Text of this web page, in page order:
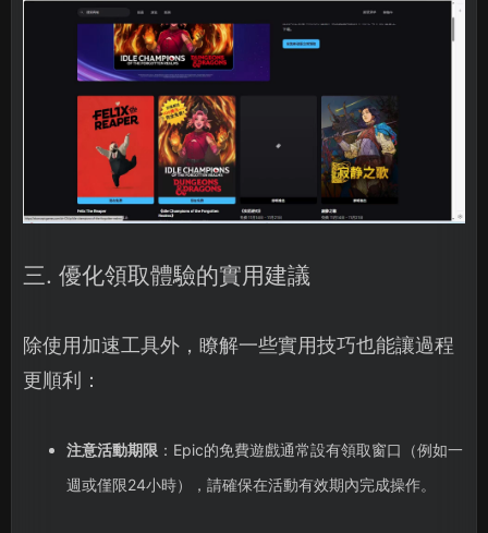
三. 優化領取體驗的實用建議
除使用加速工具外，瞭解一些實用技巧也能讓過程
更順利：
注意活動期限 ：Epic的免費遊戲通常設有領取窗口（例如一
週或僅限24小時），請確保在活動有效期內完成操作。